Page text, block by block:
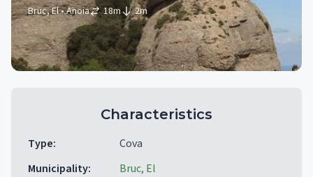
Bruc, El• Anoia 18m 2m
Characteristics
Type:
Cova
Municipality:
Bruc, El